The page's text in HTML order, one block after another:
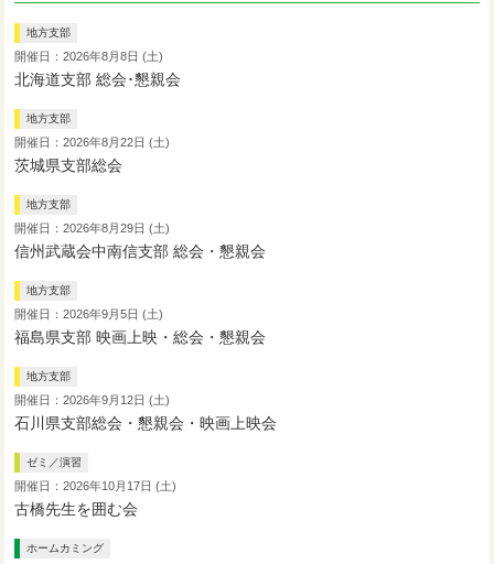
地方支部
開催日：2026年8月8日 (土)
北海道支部 総会･懇親会
地方支部
開催日：2026年8月22日 (土)
茨城県支部総会
地方支部
開催日：2026年8月29日 (土)
信州武蔵会中南信支部 総会・懇親会
地方支部
開催日：2026年9月5日 (土)
福島県支部 映画上映・総会・懇親会
地方支部
開催日：2026年9月12日 (土)
石川県支部総会・懇親会・映画上映会
ゼミ／演習
開催日：2026年10月17日 (土)
古橋先生を囲む会
ホームカミング